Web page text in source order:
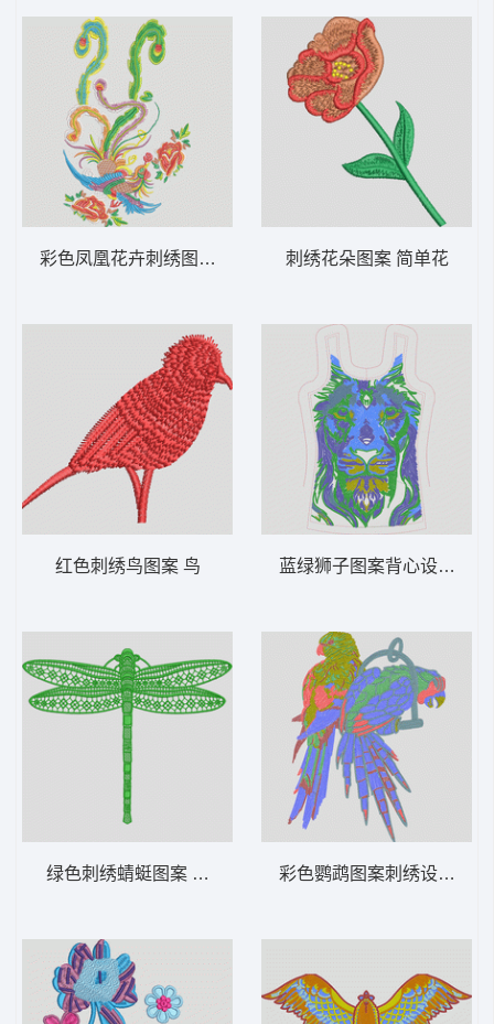
彩色凤凰花卉刺绣图案 凤凰
红色刺绣鸟图案 鸟
绿色刺绣蜻蜓图案 蜻蜓
刺绣花朵图案 简单花
蓝绿狮子图案背心设计图
彩色鹦鹉图案刺绣设计 鹦